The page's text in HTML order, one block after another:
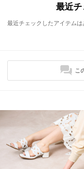
最近
最近チェックしたアイテムは
こ